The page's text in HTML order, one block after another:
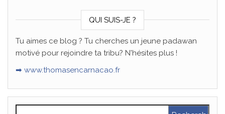
QUI SUIS-JE ?
Tu aimes ce blog ? Tu cherches un jeune padawan
motivé pour rejoindre ta tribu? N'hésites plus !
➡ www.thomasencarnacao.fr